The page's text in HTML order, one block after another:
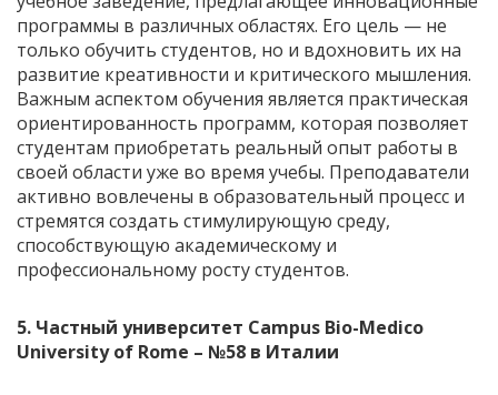
программы в различных областях. Его цель — не
только обучить студентов, но и вдохновить их на
развитие креативности и критического мышления.
Важным аспектом обучения является практическая
ориентированность программ, которая позволяет
студентам приобретать реальный опыт работы в
своей области уже во время учебы. Преподаватели
активно вовлечены в образовательный процесс и
стремятся создать стимулирующую среду,
способствующую академическому и
профессиональному росту студентов.
5. Частный университет Campus Bio-Medico
University of Rome – №58 в Италии